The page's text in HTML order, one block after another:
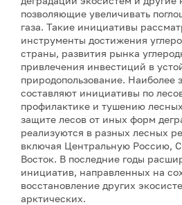
позволяющие увеличивать
газа. Такие инициативы
инструменты достижения
страны, развития рынка
привлечения инвестиций в
природопользование. Наиболее
составляют инициативы по
профилактике и тушению
защите лесов от иных форм
реализуются в разных лесных
включая Центральную Россию,
Восток. В последние годы
инициатив, направленных на
восстановление других
арктических.